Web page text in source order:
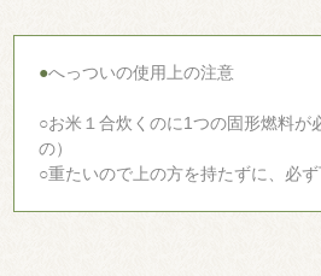
●へっついの使用上の注意
○お米１合炊くのに1つの固形燃料が
の）
○重たいので上の方を持たずに、必ず